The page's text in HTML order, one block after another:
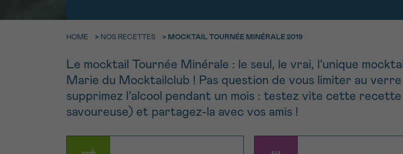
HOME > NOS RECETTES > MOCKTAIL TOURNÉE MINÉRALE 2019
Le mocktail Tournée Minérale : le seul, le vrai, l’unique
Marie du Mocktailclub ! Pas question de vous limiter au
supprimez l’alcool pendant un mois : testez vite cette
savoureuse) et partagez-la avec vos amis !
0800 15 801 lu-ve 9h à 18h
Je souhaite être rappelé.e
En